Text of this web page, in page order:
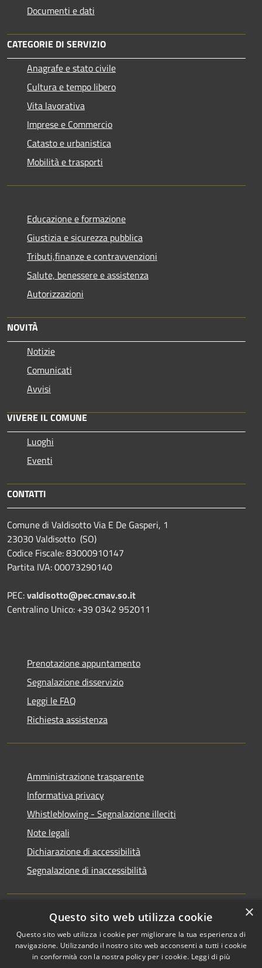
Documenti e dati
CATEGORIE DI SERVIZIO
Anagrafe e stato civile
Cultura e tempo libero
Vita lavorativa
Imprese e Commercio
Catasto e urbanistica
Mobilità e trasporti
Educazione e formazione
Giustizia e sicurezza pubblica
Tributi,finanze e contravvenzioni
Salute, benessere e assistenza
Autorizzazioni
NOVITÀ
Notizie
Comunicati
Avvisi
VIVERE IL COMUNE
Luoghi
Eventi
CONTATTI
Comune di Valdisotto Via E De Gasperi, 1
23030 Valdisotto (SO)
Codice Fiscale: 83000910147
Partita IVA: 00073290140
PEC:valdisotto@pec.cmav.so.it
Centralino Unico: +39 0342 952011
Prenotazione appuntamento
Segnalazione disservizio
Leggi le FAQ
Richiesta assistenza
Amministrazione trasparente
Informativa privacy
Whistleblowing - Segnalazione illeciti
Note legali
Dichiarazione di accessibilità
Segnalazione di inaccessibilità
RSS
Accessibilità
Privacy
Copyright © 2026 • Comune di
Valdisotto • Powered by
Municipium•Accesso
×
Questo sito web utilizza cookie
Questo sito web utilizza i cookie per migliorare la tua esperienza di
navigazione. Utilizzando il nostro sito web acconsenti a tutti i cookie
in conformità con la nostra policy per i cookie. Leggi di più